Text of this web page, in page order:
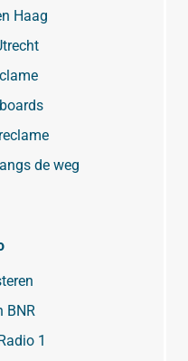
Haag
de weg
BNR
1